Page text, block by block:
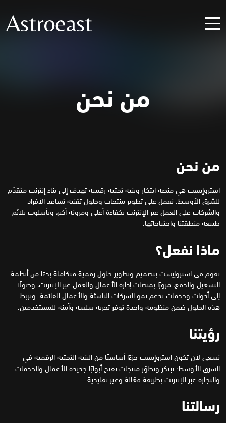
من نحن
من نحن
استروإيست هي منصة ابتكار وبنية تحتية رقمية تهدف إلى بناء إنترنت متقدّم
للشرق الأوسط. نعمل على تطوير منتجات وحلول تقنية تساعد الأفراد
والشركات على العمل عبر الإنترنت بكفاءة أعلى ومرونة أكبر، وبأسلوب يلائم
طبيعة منطقتنا واحتياجاتها.
ماذا نفعل؟
نقوم في استروإيست بتصميم وتطوير حلول رقمية متكاملة بدءًا من أنظمة
التشغيل والدفع، مرورًا بمنصات إدارة الأعمال والعمل عبر الإنترنت، وصولًا
إلى أدوات وخدمات تدعم نمو الشركات الناشئة والأعمال القائمة. ونربط
هذه الحلول ضمن منظومة واحدة توفر تجربة سلسة وآمنة للمستخدمين.
رؤيتنا
نسعى لأن تكون استروإيست جزءًا أساسيًا من البنية التحتية الرقمية في
الشرق الأوسط؛ نبتكر ونطوّر منتجات تفتح أبوابًا جديدة للأعمال والخدمات
والتجارة عبر الإنترنت بطريقة فعّالة وغير تقليدية.
رسالتنا